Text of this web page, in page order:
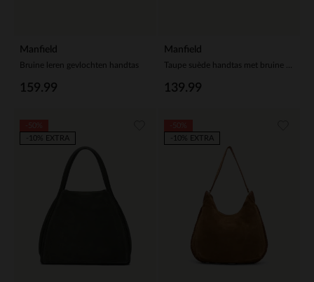
Manfield
Bruine leren gevlochten handtas
159.99
Manfield
139.99
-10% EXTRA
-10% EXTRA